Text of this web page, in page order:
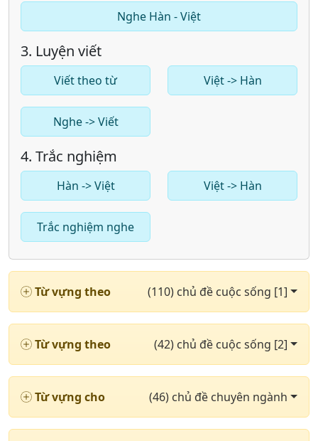
Nghe Hàn - Việt
3. Luyện viết
Viết theo từ Việt -> Hàn
Nghe -> Viết
4. Trắc nghiệm
Hàn -> Việt Việt -> Hàn
Trắc nghiệm nghe
Từ vựng theo (110) chủ đề cuộc sống [1]
Từ vựng theo (42) chủ đề cuộc sống [2]
Từ vựng cho (46) chủ đề chuyên ngành